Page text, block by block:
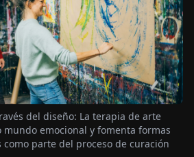
del diseño: La terapia de arte
mundo emocional y fomenta formas
parte del proceso de curación